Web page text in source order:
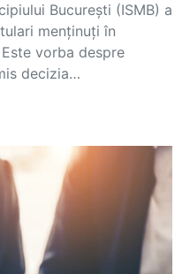
București (ISMB) a
menținuți în
vorba despre
decizia…